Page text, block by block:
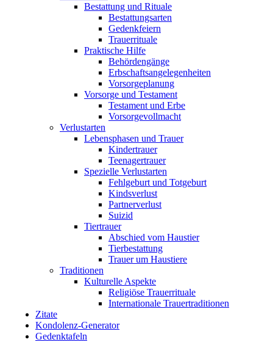
Bestattung und Rituale
Bestattungsarten
Gedenkfeiern
Trauerrituale
Praktische Hilfe
Behördengänge
Erbschaftsangelegenheiten
Vorsorgeplanung
Vorsorge und Testament
Testament und Erbe
Vorsorgevollmacht
Verlustarten
Lebensphasen und Trauer
Kindertrauer
Teenagertrauer
Spezielle Verlustarten
Fehlgeburt und Totgeburt
Kindsverlust
Partnerverlust
Suizid
Tiertrauer
Abschied vom Haustier
Tierbestattung
Trauer um Haustiere
Traditionen
Kulturelle Aspekte
Religiöse Trauerrituale
Internationale Trauertraditionen
Zitate
Kondolenz-Generator
Gedenktafeln